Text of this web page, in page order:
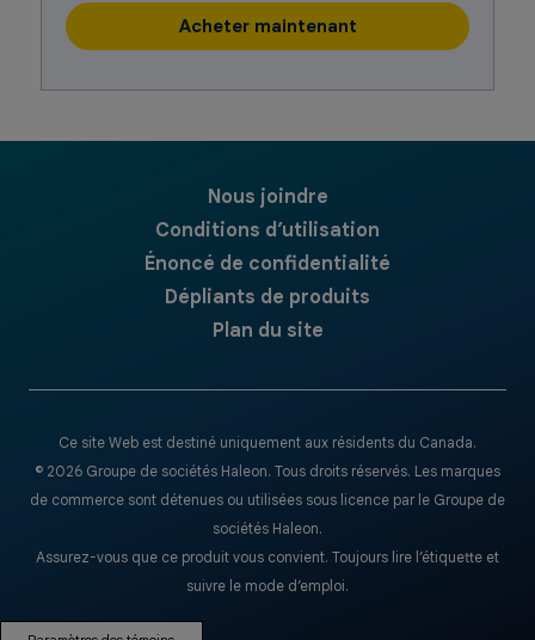
Acheter maintenant
Nous joindre
Conditions d’utilisation
Énoncé de confidentialité
Dépliants de produits
Plan du site
Ce site Web est destiné uniquement aux résidents du Canada.
© 2026 Groupe de sociétés Haleon. Tous droits réservés. Les marques
de commerce sont détenues ou utilisées sous licence par le Groupe de
sociétés Haleon.
Assurez-vous que ce produit vous convient. Toujours lire l’étiquette et
suivre le mode d’emploi.